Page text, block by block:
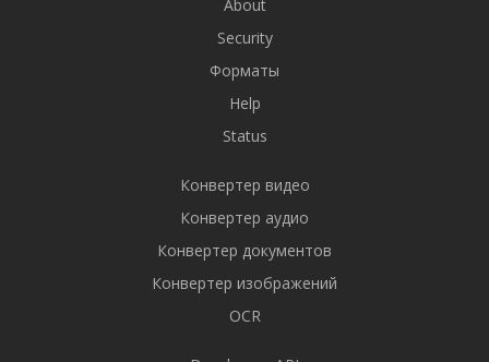
About
Security
Форматы
Help
Status
Конвертер видео
Конвертер аудио
Конвертер документов
Конвертер изображений
OCR